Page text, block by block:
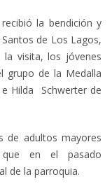
la bendición y
de Los Lagos,
la visita, los jóvenes
grupo de la Medalla
Hilda Schwerter de
de adultos mayores
en el pasado
de la parroquia.